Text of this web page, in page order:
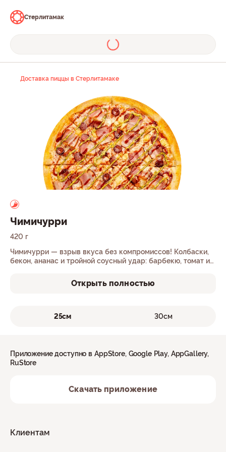
Стерлитамак
Доставка пиццы в Стерлитамаке
Чимичурри
420 г
Чимичурри — взрыв вкуса без компромиссов! Колбаски,
бекон, ананас и тройной соусный удар: барбекю, томат и
Открыть полностью
25см 30см
Клиентам
Приложение доступно в AppStore, Google Play, AppGallery,
RuStore
Скачать приложение